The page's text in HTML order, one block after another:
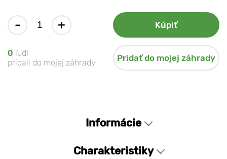
- + Kúpiť
0 ľudí
pridali do mojej záhrady
Pridať do mojej záhrady
Informácie
Charakteristiky